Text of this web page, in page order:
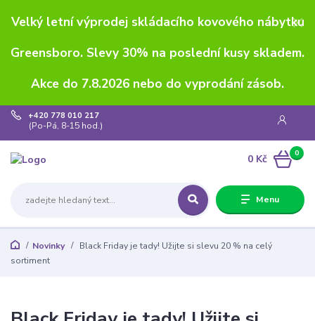
Velký letní výprodej skládacího kovového nábytku
Greensboro. Slevy 30% na poslední kusy skladem.
Akce do 7.8.2026 nebo do vyprodání zásob.
Menu
+420 778 010 217
(Po-Pá, 8-15 hod.)
0
0 Kč
Novinky
Black Friday je tady! Užijte si slevu 20 % na celý
sortiment